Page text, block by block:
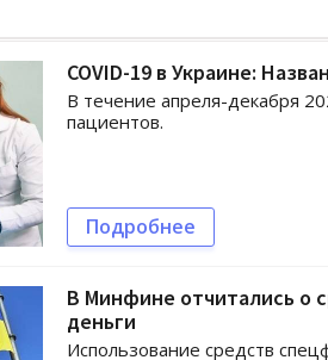
COVID-19 в Украине:
В течение апреля-декабря
пациентов.
Подробнее
В Минфине отчитались о
деньги
Использование средств